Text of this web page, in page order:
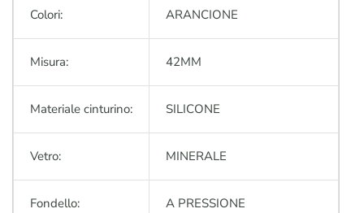
Colori: ARANCIONE
Misura: 42MM
Materiale cinturino: SILICONE
Vetro: MINERALE
Fondello: A PRESSIONE